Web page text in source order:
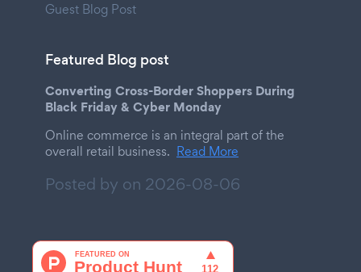
Guest Blog Post
Featured Blog post
Converting Cross-Border Shoppers During
Black Friday & Cyber Monday
Online commerce is an integral part of the
overall retail business. Read More
Posted by on 2026-08-06